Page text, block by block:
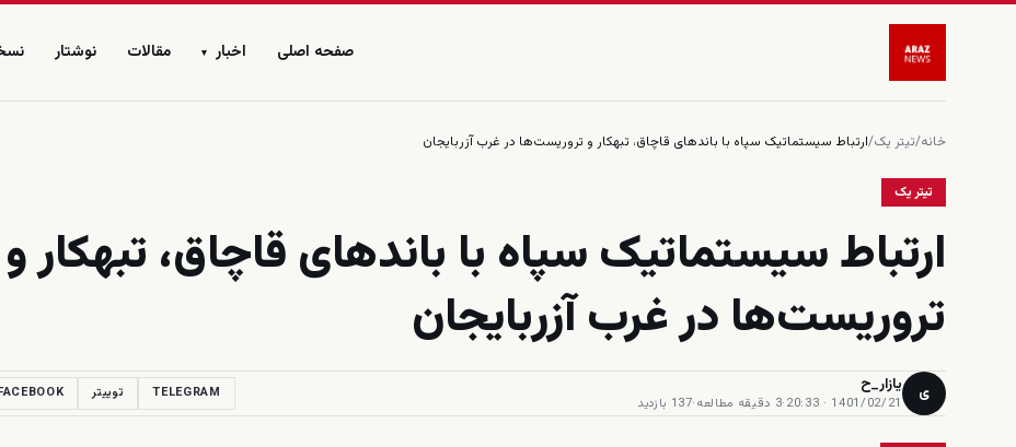
صفحه اصلی اخبار ▾ مقالات نوشتار
خانه/تیتر یک/ارتباط سیستماتیک سپاه با باندهای قاچاق، تبهکار و تروریست‌ها در غرب آزربایجان
تیتر یک
ارتباط سیستماتیک سپاه با باندهای قاچاق، تبهکار و
تروریست‌ها در غرب آزربایجان
ی یازار_ح
1401/02/21 · 20:33
·3 دقیقه مطالعه ·137 بازدید
TELEGRAM توییتر